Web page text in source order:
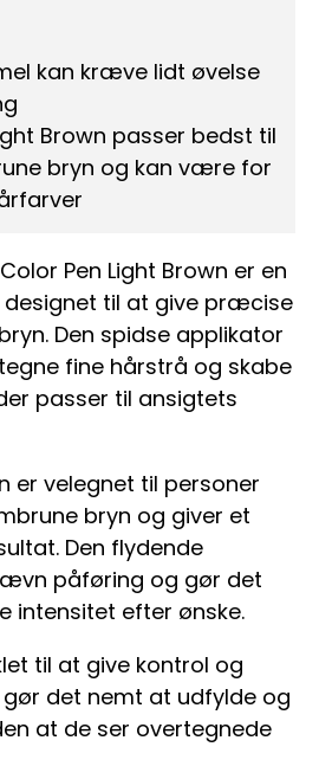
Pen Light Brown er en
designet til at give præcise
Den spidse applikator
fine hårstrå og skabe
passer til ansigtets
er velegnet til personer
bryn og giver et
Den flydende
påføring og gør det
intensitet efter ønske.
til at give kontrol og
det nemt at udfylde og
at de ser overtegnede
kan kræve lidt øvelse
Brown passer bedst til
bryn og kan være for